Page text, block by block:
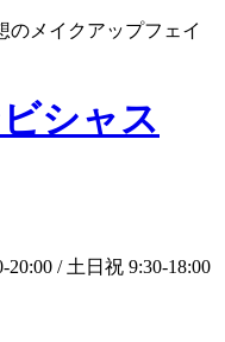
のメイクアップフェイ
20:00 / 土日祝 9:30-18:00